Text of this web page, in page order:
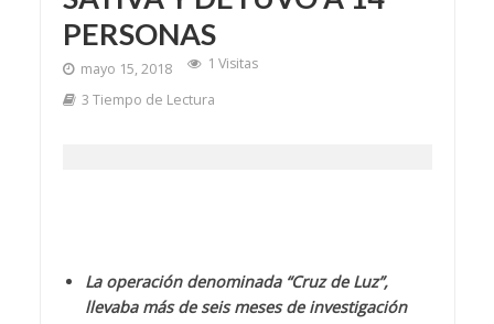
PERSONAS
mayo 15, 2018
1 Visitas
3 Tiempo de Lectura
La operación denominada “Cruz de Luz”,
llevaba más de seis meses de investigación